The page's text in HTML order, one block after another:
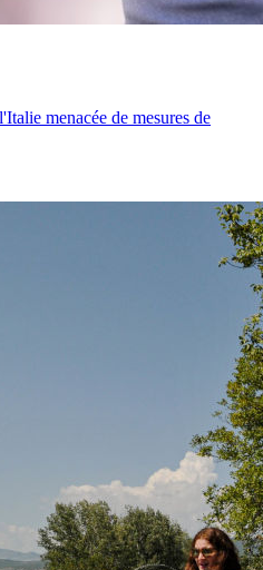
menacée de mesures de